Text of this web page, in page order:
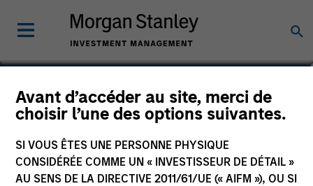
Avant d’accéder au site, merci de
choisir l’une des options suivantes.
SI VOUS ÊTES UNE PERSONNE PHYSIQUE
CONSIDÉRÉE COMME UN « INVESTISSEUR DE DÉTAIL »
AU SENS DE LA DIRECTIVE 2011/61/UE (« AIFM »), OU SI
Matthew Cohen
Principal, Mesa West Capital